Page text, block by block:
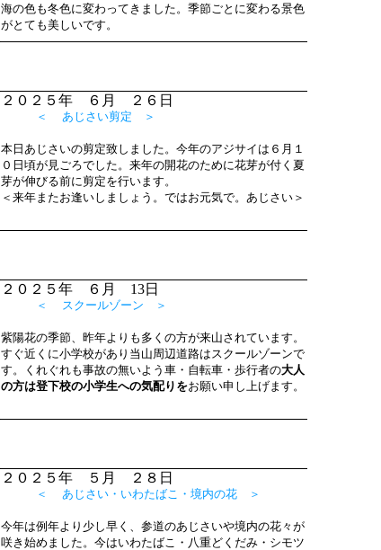
海の色も冬色に変わってきました。季節ごとに変わる景色
がとても美しいです。
２０２５年 ６月 ２６日
＜ あじさい剪定 ＞
本日あじさいの剪定致しました。今年のアジサイは６月１
０日頃が見ごろでした。来年の開花のために花芽が付く夏
芽が伸びる前に剪定を行います。
＜来年またお逢いしましょう。ではお元気で。あじさい＞
２０２５年 ６月 13日
＜ スクールゾーン ＞
紫陽花の季節、昨年よりも多くの方が来山されています。
すぐ近くに小学校があり当山周辺道路はスクールゾーンで
す。くれぐれも事故の無いよう車・自転車・歩行者の大人
の方は登下校の小学生への気配りをお願い申し上げます。
２０２５年 ５月 ２８日
＜ あじさい・いわたばこ・境内の花 ＞
今年は例年より少し早く、参道のあじさいや境内の花々が
咲き始めました。今はいわたばこ・八重どくだみ・シモツ